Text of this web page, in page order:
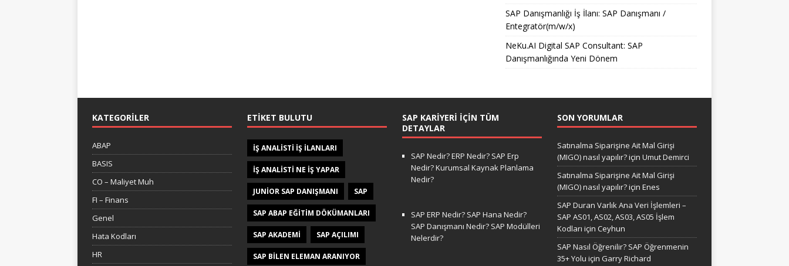
SAP Danışmanlığı İş İlanı: SAP Danışmanı /
Entegratör(m/w/x)
NeKu.AI Digital SAP Consultant: SAP
Danışmanlığında Yeni Dönem
KATEGORILER
ABAP
BASIS
CO – Maliyet Muh
FI – Finans
Genel
Hata Kodları
HR
ETIKET BULUTU
IŞ ANALISTI IŞ ILANLARI
IŞ ANALISTI NE IŞ YAPAR
JUNIOR SAP DANIŞMANI SAP
SAP ABAP EĞITIM DÖKÜMANLARI
SAP AKADEMI SAP AÇILIMI
SAP BILEN ELEMAN ARANIYOR
SAP KARIYERI İÇIN TÜM
DETAYLAR
SAP Nedir? ERP Nedir? SAP Erp
Nedir? Kurumsal Kaynak Planlama
Nedir?
SAP ERP Nedir? SAP Hana Nedir?
SAP Danışmanı Nedir? SAP Modülleri
Nelerdir?
SON YORUMLAR
Satınalma Siparişine Ait Mal Girişi
(MIGO) nasıl yapılır?için Umut Demirci
Satınalma Siparişine Ait Mal Girişi
(MIGO) nasıl yapılır?için Enes
SAP Duran Varlık Ana Veri İşlemleri –
SAP AS01, AS02, AS03, AS05 İşlem
Kodları için Ceyhun
SAP Nasıl Öğrenilir? SAP Öğrenmenin
35+ Yolu için Garry Richard